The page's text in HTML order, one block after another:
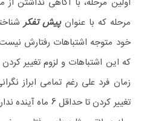
مرحله که با عنوانپیش تفکر
خود متوجه اشتباهات رفتارش نیست
که این اشتباهات و لزوم تغییر
زمان فرد علی رغم تمامی ابراز
تغییر کردن تا حداقل 6 ماه آینده ندارد. او موافق